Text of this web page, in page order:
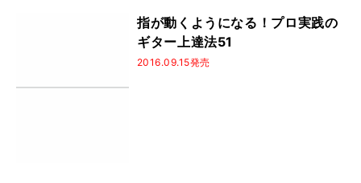
指が動くようになる！プロ実践の
ギター上達法51
2016.09.15発売